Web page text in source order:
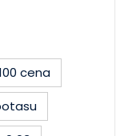
cena